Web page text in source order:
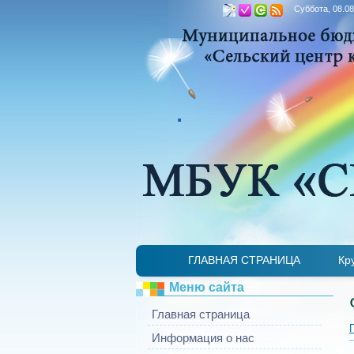
Суббота,
.
ГЛАВНАЯ СТРАНИЦА
Меню сайта
Главная страница
Информация о нас